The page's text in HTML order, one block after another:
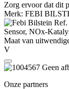
Zorg ervoor dat dit
Merk: FEBI
Ref.
Sensor, NOx-
Maat van
V
Geen
Onze partners